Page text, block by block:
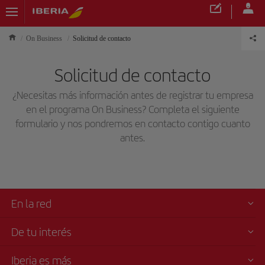
On Business Solicitud de contacto
Solicitud de contacto
¿Necesitas más información antes de registrar tu empresa
en el programa On Business? Completa el siguiente
formulario y nos pondremos en contacto contigo cuanto
antes.
En la red
De tu interés
Iberia es más